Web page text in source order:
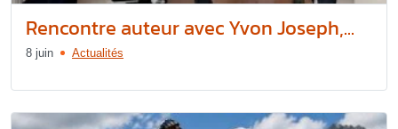
Rencontre auteur avec Yvon Joseph,...
8 juin Actualités